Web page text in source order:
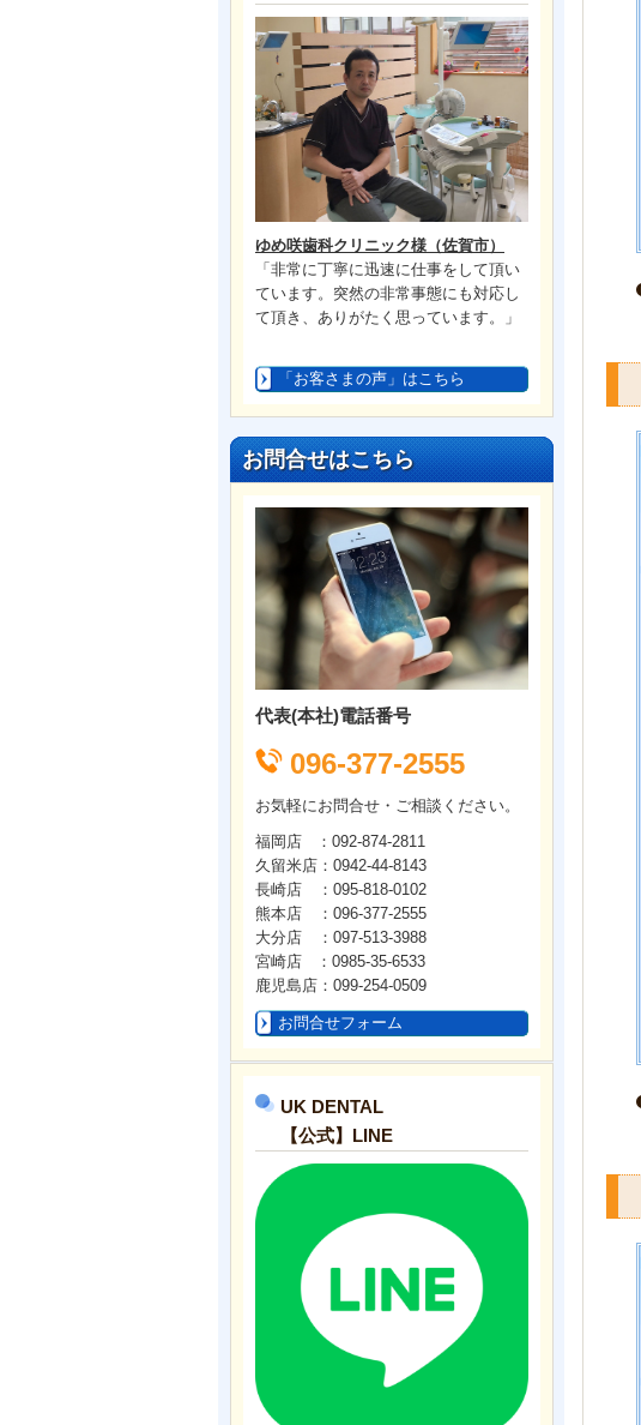
ゆめ咲歯科クリニック様（佐賀市）
「非常に丁寧に迅速に仕事をして頂い
ています。突然の非常事態にも対応し
て頂き、ありがたく思っています。」
「お客さまの声」はこちら
お問合せはこちら
代表(本社)電話番号
096-377-2555
お気軽にお問合せ・ご相談ください。
福岡店 ：092-874-2811
久留米店：0942-44-8143
長崎店 ：095-818-0102
熊本店 ：096-377-2555
大分店 ：097-513-3988
宮崎店 ：0985-35-6533
鹿児島店：099-254-0509
お問合せフォーム
UK DENTAL
【公式】LINE